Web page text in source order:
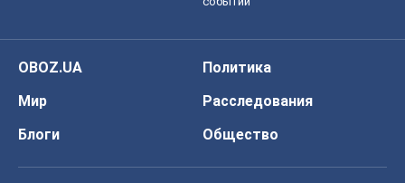
OBOZ.UA
Политика
Мир
Расследования
Блоги
Общество